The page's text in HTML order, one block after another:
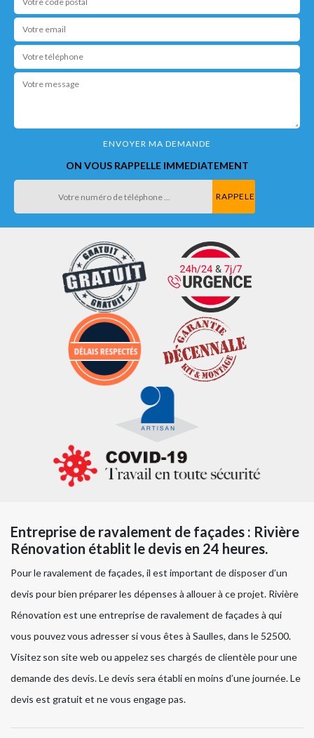
ON VOUS RAPPELLE IMMEDIATEMENT
Entreprise de ravalement de façades : Rivière
Rénovation établit le devis en 24 heures.
Pour le ravalement de façades, il est important de disposer d’un
devis pour bien préparer les dépenses à allouer à ce projet. Rivière
Rénovation est une entreprise de ravalement de façades à qui
vous pouvez vous adresser si vous êtes à Saulles, dans le 52500.
Visitez son site web ou appelez ses chargés de clientèle pour une
demande des devis. Le devis sera établi en moins d’une journée. Le
devis est gratuit et ne vous engage pas.